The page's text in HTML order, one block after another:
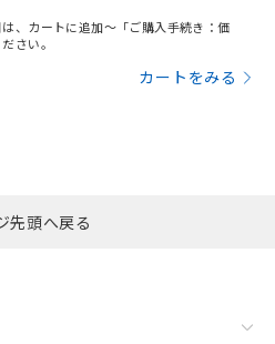
、カートに追加～「ご購入手続き：価
さい。
カートをみる
先頭へ戻る